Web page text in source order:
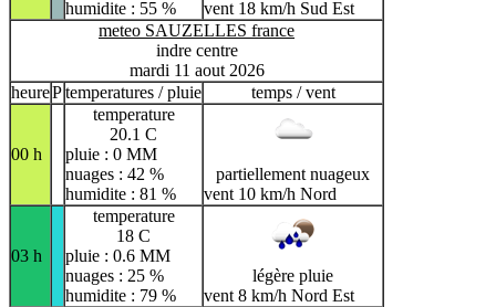
humidite : 55 %
vent 18 km/h Sud Est
meteo SAUZELLES france
indre centre
mardi 11 aout 2026
heurePtemperatures / pluie temps / vent
00 h
temperature
20.1 C
pluie : 0 MM
nuages : 42 %
humidite : 81 %
partiellement nuageux
vent 10 km/h Nord
03 h
temperature
18 C
pluie : 0.6 MM
nuages : 25 %
humidite : 79 %
légère pluie
vent 8 km/h Nord Est